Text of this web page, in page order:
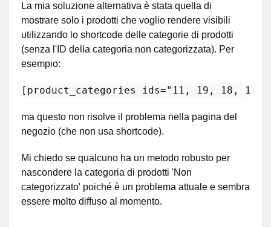
La mia soluzione alternativa è stata quella di
mostrare solo i prodotti che voglio rendere visibili
utilizzando lo shortcode delle categorie di prodotti
(senza l'ID della categoria non categorizzata). Per
esempio:
[ product_categories ids="11, 19, 18, 14,
ma questo non risolve il problema nella pagina del
negozio (che non usa shortcode).
Mi chiedo se qualcuno ha un metodo robusto per
nascondere la categoria di prodotti 'Non
categorizzato' poiché è un problema attuale e sembra
essere molto diffuso al momento.